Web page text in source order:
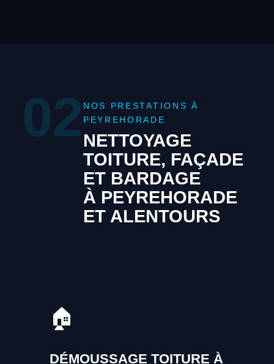
02 NOS PRESTATIONS À
PEYREHORADE
NETTOYAGE
TOITURE, FAÇADE
ET BARDAGE
À PEYREHORADE
ET ALENTOURS
🏠
DÉMOUSSAGE TOITURE À